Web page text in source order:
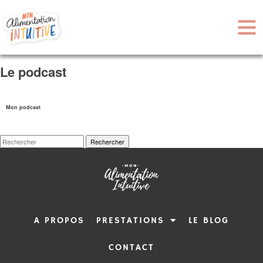
Le podcast
Mon podcast
Rechercher
A PROPOS PRESTATIONS LE BLOG
CONTACT